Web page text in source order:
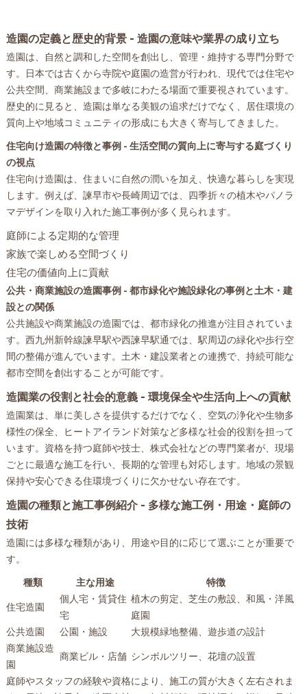
造園の定義と歴史的背景 - 造園の意味や業界の成り立ち
造園は、自然と調和した空間を創出し、管理・維持する専門分野で
す。日本では古くから寺院や庭園の造営が行われ、現代では住宅や
公共空間、商業施設まで多岐にわたる場面で重要視されています。
歴史的に見ると、造園は単なる美観の追求だけでなく、居住環境の
質向上や地域コミュニティの形成にも大きく寄与してきました。
住宅向け造園の特徴と事例 - 生活空間の質向上に寄与する庭づくり
の視点
住宅向け造園は、住まいに自然の潤いを加え、快適な暮らしを実現
します。例えば、諫早市や長崎周辺では、四季折々の植木やパノラ
マデザインを取り入れた施工事例が多く見られます。
庭師による定期的な管理
家族で楽しめる空間づくり
住宅の価値向上に貢献
公共・商業施設の造園事例 - 都市緑化や施設緑化の事例と土木・建
設との関係
公共施設や商業施設の造園では、都市緑化の推進が注目されていま
す。西九州新幹線諫早駅や西諫早駅通では、駅周辺の緑化や歩行空
間の整備が進んでいます。土木・建設業者との連携で、持続可能な
都市空間を創出することが可能です。
造園業の役割と社会的意義 - 環境保全や生活向上への貢献
造園業は、単に美しさを提供するだけでなく、空気の浄化や生物多
様性の保全、ヒートアイランド対策など多様な社会的役割を担って
います。資格を持つ庭師や技士、株式会社などの専門業者が、現場
ごとに最適な施工を行い、長期的な管理も対応します。地域の景観
保持や安心できる住環境づくりに欠かせない存在です。
造園の種類と施工事例紹介 - 多様な施工例・用途・庭師の
技術
造園には多様な種類があり、用途や目的に応じて選ぶことが重要で
す。
種類 主な用途 特徴
住宅造園
個人宅・賃貸住
宅
植木の剪定、芝生の敷設、和風・洋風
庭園
公共造園
公園・施設
大規模緑地整備、遊歩道の設計
商業施設造
園
商業ビル・店舗 シンボルツリー、花壇の設置
庭師やスタッフの経験や資格により、施工の質が大きく左右されま